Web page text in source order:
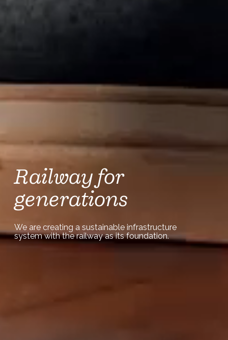
Railway for
generations
We are creating a sustainable infrastructure
system with the railway as its foundation.